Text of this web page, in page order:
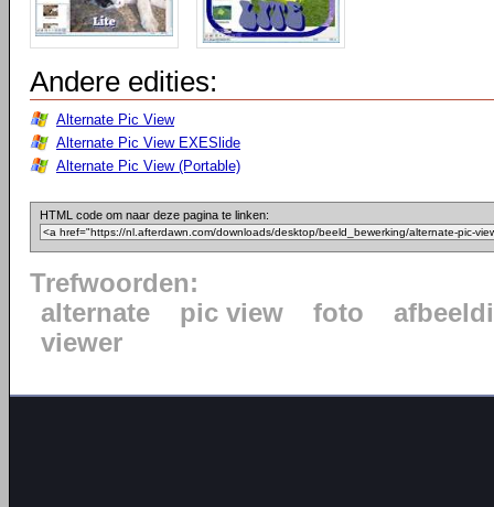
Andere edities:
Alternate Pic View
Alternate Pic View EXESlide
Alternate Pic View (Portable)
HTML code om naar deze pagina te linken:
Trefwoorden:
alternate
pic view foto
viewer